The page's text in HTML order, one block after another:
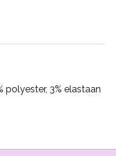
polyester, 3% elastaan